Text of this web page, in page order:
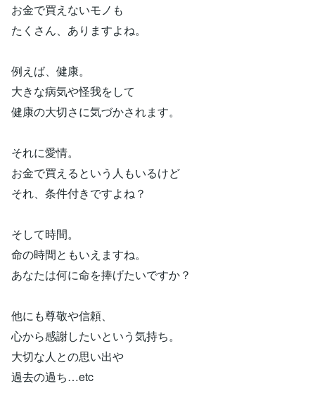
お金で買えないモノも
たくさん、ありますよね。
例えば、健康。
大きな病気や怪我をして
健康の大切さに気づかされます。
それに愛情。
お金で買えるという人もいるけど
それ、条件付きですよね？
そして時間。
命の時間ともいえますね。
あなたは何に命を捧げたいですか？
他にも尊敬や信頼、
心から感謝したいという気持ち。
大切な人との思い出や
過去の過ち…etc